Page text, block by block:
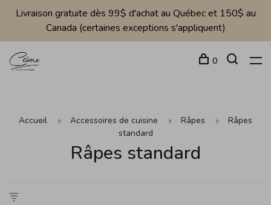
Livraison gratuite dès 99$ d'achat au Québec et 150$ au
Canada (certaines exceptions s'appliquent)
0
Accueil Accessoires de cuisine Râpes
Râpes
standard
Râpes standard